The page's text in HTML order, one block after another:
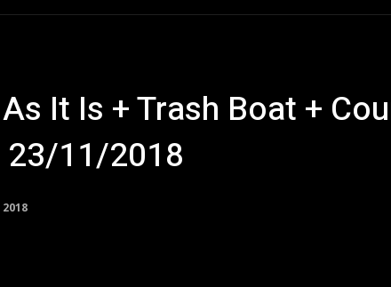
It Is + Trash Boat +
23/11/2018